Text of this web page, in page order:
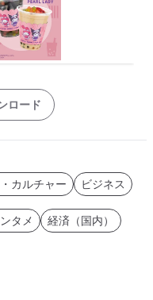
ロード
カルチャー ビジネス
タメ 経済（国内）